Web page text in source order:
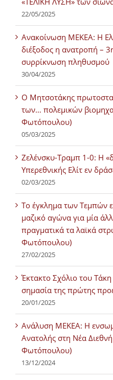
22/05/2025
Ανακοίνωση ΜΕΚΕΑ: Η
διέξοδος η ανατροπή –
συρρίκνωση πληθυσμού
30/04/2025
Ο Μητσοτάκης
των… πολεμικών
Φωτόπουλου)
05/03/2025
Ζελένσκυ-Τραμπ 1-0: Η
Υπερεθνικής Ελίτ εν
02/03/2025
Tο έγκλημα των Τεμπών
μαζικό αγώνα για μία
πραγματικά τα λαϊκά
Φωτόπουλου)
27/02/2025
Έκτακτο Σχόλιο του
σημασία της πρώτης
20/01/2025
Ανάλυση ΜΕΚΕΑ: Η
Ανατολής στη Νέα
Φωτόπουλου)
13/12/2024